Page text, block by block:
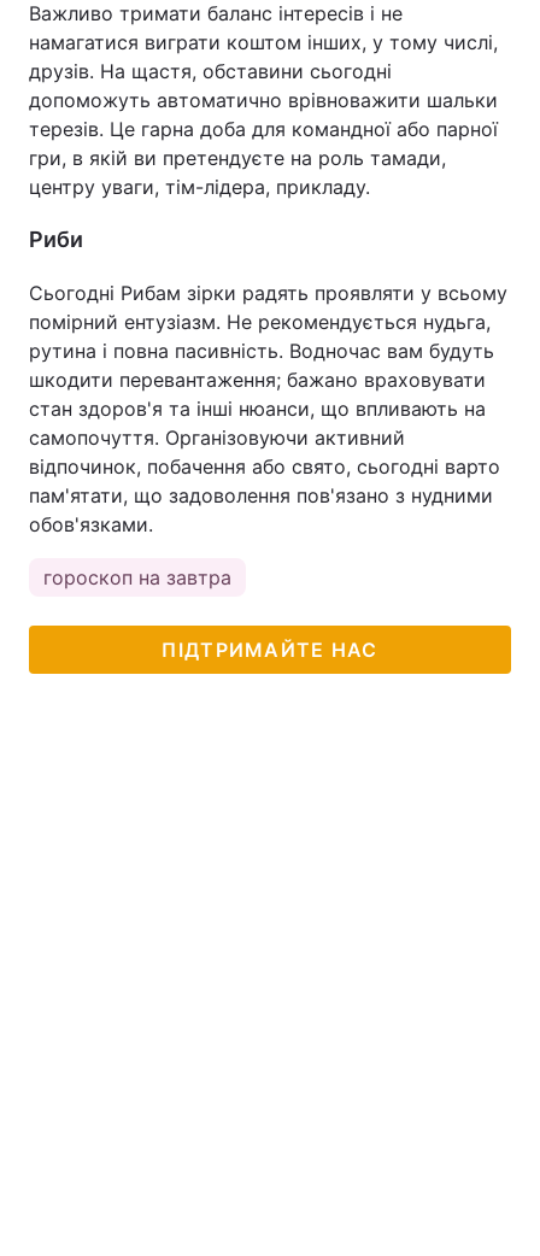
Важливо тримати баланс інтересів і не
намагатися виграти коштом інших, у тому числі,
друзів. На щастя, обставини сьогодні
допоможуть автоматично врівноважити шальки
терезів. Це гарна доба для командної або парної
гри, в якій ви претендуєте на роль тамади,
центру уваги, тім-лідера, прикладу.
Риби
Сьогодні Рибам зірки радять проявляти у всьому
помірний ентузіазм. Не рекомендується нудьга,
рутина і повна пасивність. Водночас вам будуть
шкодити перевантаження; бажано враховувати
стан здоров'я та інші нюанси, що впливають на
самопочуття. Організовуючи активний
відпочинок, побачення або свято, сьогодні варто
пам'ятати, що задоволення пов'язано з нудними
обов'язками.
гороскоп на завтра
ПІДТРИМАЙТЕ НАС